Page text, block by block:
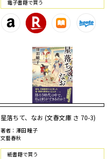
電⼦書籍で買う
星落ちて、なお (文春文庫 さ 70-3)
著者：澤田 瞳子
文藝春秋
紙書籍で買う